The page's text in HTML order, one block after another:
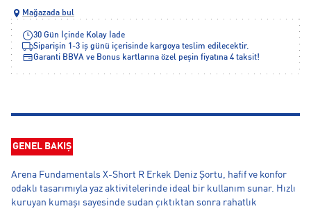
Mağazada bul
30 Gün İçinde Kolay İade
Siparişin 1-3 iş günü içerisinde kargoya teslim edilecektir.
Garanti BBVA ve Bonus kartlarına özel peşin fiyatına 4 taksit!
GENEL BAKIŞ
Arena Fundamentals X-Short R Erkek Deniz Şortu, hafif ve konfor
odaklı tasarımıyla yaz aktivitelerinde ideal bir kullanım sunar. Hızlı
kuruyan kumaşı sayesinde sudan çıktıktan sonra rahatlık